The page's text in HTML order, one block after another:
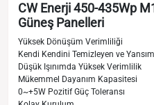
CW Enerji 450-435Wp
Güneş Panelleri
Yüksek Dönüşüm Verimliliği
Kendi Kendini Temizleyen ve
Düşük Işınımda Yüksek Verimlilik
Mükemmel Dayanım Kapasitesi
0~+5W Pozitif Güç Toleransı